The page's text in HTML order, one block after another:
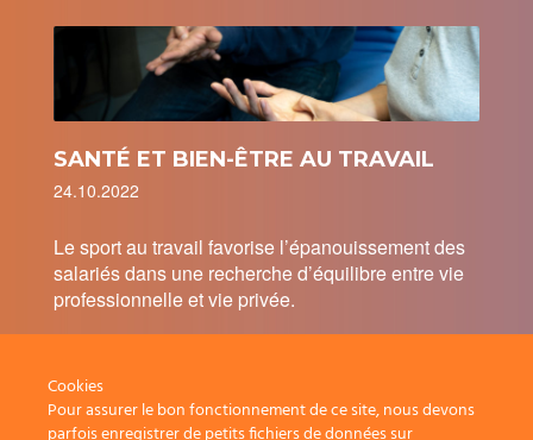
SANTÉ ET BIEN-ÊTRE AU TRAVAIL
24.10.2022
Le sport au travail favorise l’épanouissement des
salariés dans une recherche d’équilibre entre vie
professionnelle et vie privée.
Cookies
Pour assurer le bon fonctionnement de ce site, nous devons